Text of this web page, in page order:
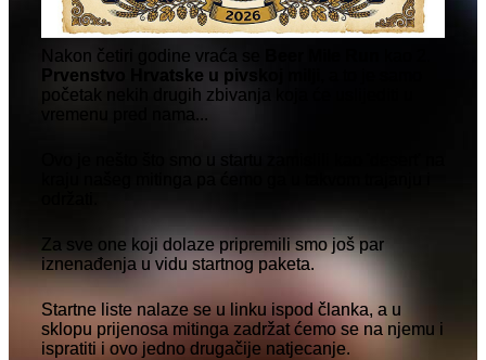
Nakon četiri godine vraća se
Prvenstvo Hrvatske u pivskoj milji
početak nekih drugih zbivanja koja će uslijediti u
vremenu pred nama...
Za sve one koji dolaze pripremili smo još par
iznenađenja u vidu startnog paketa.
Startne liste nalaze se u linku ispod članka, a u
sklopu prijenosa mitinga zadržat ćemo se na njemu i
ispratiti i ovo jedno drugačije natjecanje.